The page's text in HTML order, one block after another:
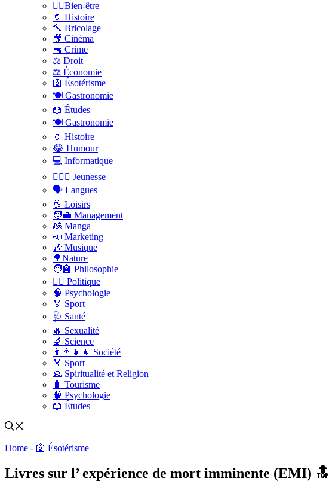
🧑‍⚕️Bien-être
🏺 Histoire
🔨 Bricolage
🎥 Cinéma
🔫 Crime
⚖️ Droit
⚖️ Économie
🛐 Ésotérisme
🍽️ Gastronomie
📖 Études
🍽️ Gastronomie
🏺 Histoire
😂 Humour
💻 Informatique
🤸🏽‍♀️ Jeunesse
🗣 Langues
🥂 Loisirs
🧑‍💼 Management
🎎 Manga
📣 Marketing
🎶 Musique
🌳Nature
🧑‍🏫 Philosophie
👨‍⚖️ Politique
🧠 Psychologie
🏅 Sport
🩺 Santé
🔥 Sexualité
🔬 Science
👨‍👨‍👧‍👧 Société
🏅 Sport
🙏 Spiritualité et Religion
🧳 Tourisme
🧠 Psychologie
📖 Études
Home - 🛐 Ésotérisme
Livres sur l’ expérience de mort imminente (EMI) 🔝